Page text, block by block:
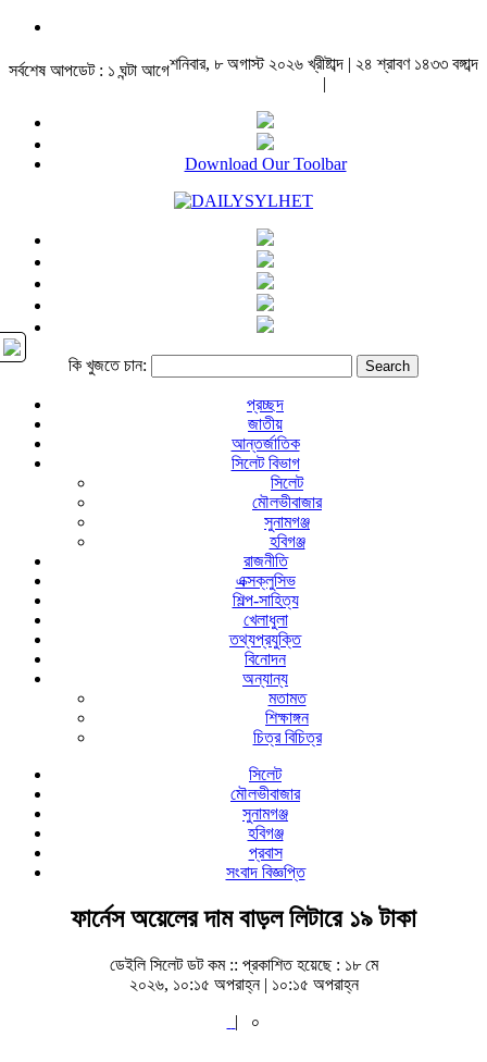
সর্বশেষ আপডেট : ১ ঘন্টা আগেশনিবার, ৮ অগাস্ট ২০২৬ খ্রীষ্টাব্দ | ২৪ শ্রাবণ ১৪৩৩ বঙ্গাব্দ
|
Download Our Toolbar
কি খুজতে চান:
প্রচ্ছদ
জাতীয়
আন্তর্জাতিক
সিলেট বিভাগ
সিলেট
মৌলভীবাজার
সুনামগঞ্জ
হবিগঞ্জ
রাজনীতি
এক্সক্লুসিভ
শিল্প-সাহিত্য
খেলাধুলা
তথ্যপ্রযুক্তি
বিনোদন
অন্যান্য
মতামত
শিক্ষাঙ্গন
চিত্র বিচিত্র
সিলেট
মৌলভীবাজার
সুনামগঞ্জ
হবিগঞ্জ
প্রবাস
সংবাদ বিজ্ঞপ্তি
ফার্নেস অয়েলের দাম বাড়ল লিটারে ১৯ টাকা
ডেইলি সিলেট ডট কম :: প্রকাশিত হয়েছে : ১৮ মে
২০২৬, ১০:১৫ অপরাহ্ন | ১০:১৫ অপরাহ্ন
|
০